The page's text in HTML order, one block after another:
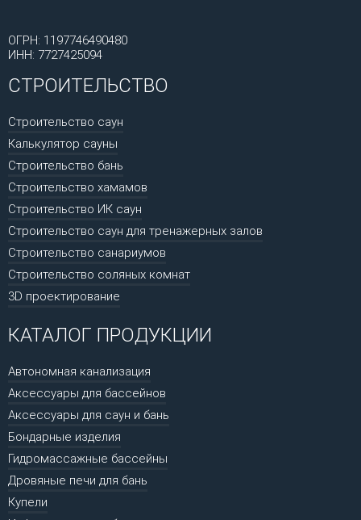
ОГРН: 1197746490480
ИНН: 7727425094
СТРОИТЕЛЬСТВО
Строительство саун
Калькулятор сауны
Строительство бань
Строительство хамамов
Строительство ИК саун
Строительство саун для тренажерных залов
Строительство санариумов
Строительство соляных комнат
3D проектирование
КАТАЛОГ ПРОДУКЦИИ
Автономная канализация
Аксессуары для бассейнов
Аксессуары для саун и бань
Бондарные изделия
Гидромассажные бассейны
Дровяные печи для бань
Купели